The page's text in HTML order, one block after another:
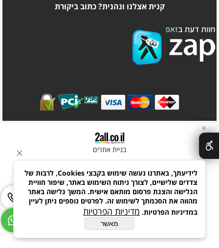
קנית אצלנו ונהנית? כתוב ביקורת
בניית אתרים
✕
לידיעתך, באתרנו נעשה שימוש בקבצי Cookies, לרבות של
צדדים שלישיים, לצורך ניתוח השימוש באתר, שיפור חוויית
הגלישה והצגת פרסום מותאם אישית. המשך גלישה באתר
מהווה את הסכמתך לשימוש זה. לפרטים נוספים ניתן לעיין
במדיניות הפרטיות. מדיניות הפרטיות
מאשר